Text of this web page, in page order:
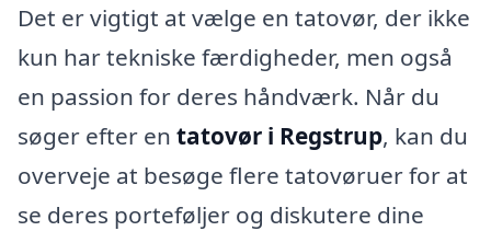
Det er vigtigt at vælge en tatovør, der ikke
kun har tekniske færdigheder, men også
en passion for deres håndværk. Når du
søger efter en tatovør i Regstrup, kan du
overveje at besøge flere tatovøruer for at
se deres porteføljer og diskutere dine